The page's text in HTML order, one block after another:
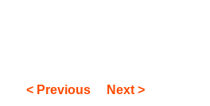
< Previous Next >